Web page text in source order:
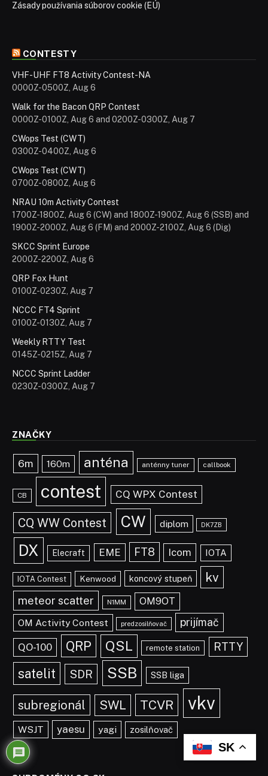
Zásady používania súborov cookie (EÚ)
CONTESTY
VHF-UHF FT8 Activity Contest-NA
0000Z-0500Z, Aug 6
Walk for the Bacon QRP Contest
0000Z-0100Z, Aug 6 and 0200Z-0300Z, Aug 7
CWops Test (CWT)
0300Z-0400Z, Aug 6
CWops Test (CWT)
0700Z-0800Z, Aug 6
NRAU 10m Activity Contest
1700Z-1800Z, Aug 6 (CW) and 1800Z-1900Z, Aug 6 (SSB) and
1900Z-2000Z, Aug 6 (FM) and 2000Z-2100Z, Aug 6 (Dig)
SKCC Sprint Europe
2000Z-2200Z, Aug 6
QRP Fox Hunt
0100Z-0230Z, Aug 7
NCCC FT4 Sprint
0100Z-0130Z, Aug 7
Weekly RTTY Test
0145Z-0215Z, Aug 7
NCCC Sprint Ladder
0230Z-0300Z, Aug 7
ZNAČKY
6m 160m anténa anténny tuner callbook
CB contest CQ WPX Contest
CQ WW Contest CW diplom DK7ZB
DX Elecraft EME FT8 Icom IOTA
IOTA Contest Kenwood koncový stupeň kv
meteor scatter N1MM
OM9OT
OM Activity Contest
predzosilňovač prijímač
QO-100 QRP QSL remote station RTTY
satelit SDR SSB SSB liga
subregionál SWL TCVR vkv
WSJT yaesu yagi zosilňovač
SK